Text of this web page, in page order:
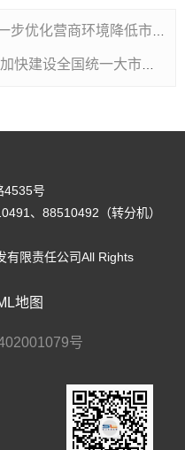
境降低市场主体制度性交易成本的意见
4535号
、88510492（转分机）
有限责任公司All Rights
地图
号